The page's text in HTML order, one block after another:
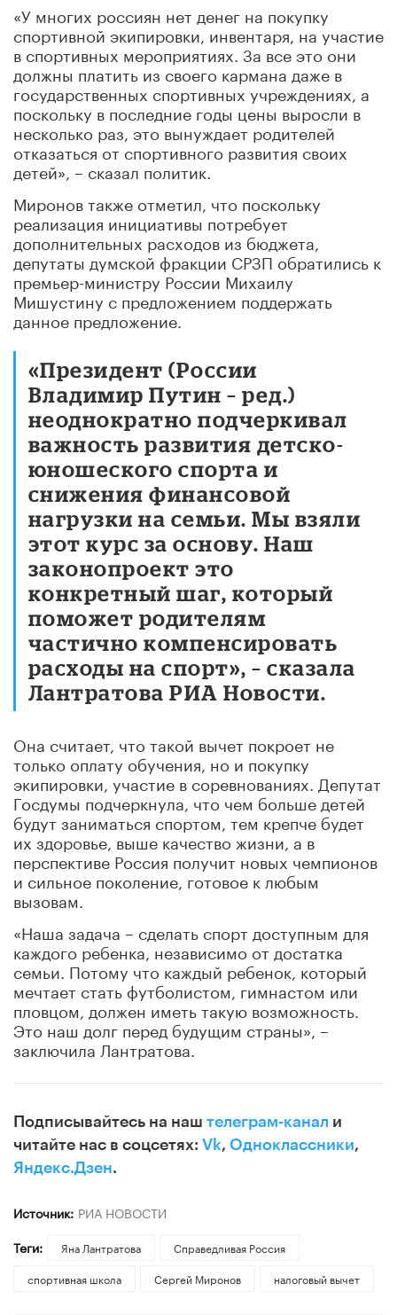
«У многих россиян нет денег на покупку
спортивной экипировки, инвентаря, на участие
в спортивных мероприятиях. За все это они
должны платить из своего кармана даже в
государственных спортивных учреждениях, а
поскольку в последние годы цены выросли в
несколько раз, это вынуждает родителей
отказаться от спортивного развития своих
детей», – сказал политик.
Миронов также отметил, что поскольку
реализация инициативы потребует
дополнительных расходов из бюджета,
депутаты думской фракции СРЗП обратились к
премьер-министру России Михаилу
Мишустину с предложением поддержать
данное предложение.
«Президент (России
Владимир Путин – ред.)
неоднократно подчеркивал
важность развития детско-
юношеского спорта и
снижения финансовой
нагрузки на семьи. Мы взяли
этот курс за основу. Наш
законопроект это
конкретный шаг, который
поможет родителям
частично компенсировать
расходы на спорт», – сказала
Лантратова РИА Новости.
Она считает, что такой вычет покроет не
только оплату обучения, но и покупку
экипировки, участие в соревнованиях. Депутат
Госдумы подчеркнула, что чем больше детей
будут заниматься спортом, тем крепче будет
их здоровье, выше качество жизни, а в
перспективе Россия получит новых чемпионов
и сильное поколение, готовое к любым
вызовам.
«Наша задача – сделать спорт доступным для
каждого ребенка, независимо от достатка
семьи. Потому что каждый ребенок, который
мечтает стать футболистом, гимнастом или
пловцом, должен иметь такую возможность.
Это наш долг перед будущим страны», –
заключила Лантратова.
Подписывайтесь на наш телеграм-канал и
читайте нас в соцсетях: Vk, Одноклассники,
Яндекс.Дзен.
Источник: РИА НОВОСТИ
Теги:
Яна Лантратова
Справедливая Россия
спортивная школа
Сергей Миронов налоговый вычет